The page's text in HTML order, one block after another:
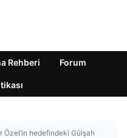
Rehberi Forum
Özel’in hedefindeki Gülşah